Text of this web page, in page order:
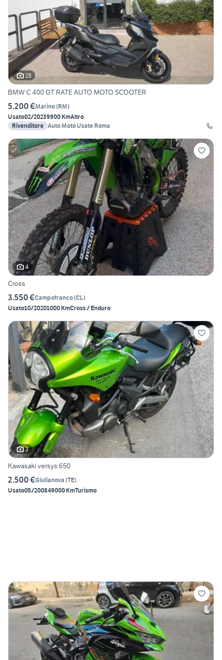
28
BMW C 400 GT RATE AUTO MOTO SCOOTER
5.200 €Marino(RM)
Usato02/20239900 KmAltro
Rivenditore Auto Moto Usate Roma
4
Cross
3.550 €Campofranco(CL)
Usato10/20201000 KmCross / Enduro
3
Kawasaki versys 650
2.500 €Giulianova (TE)
Usato05/200849000 KmTurismo